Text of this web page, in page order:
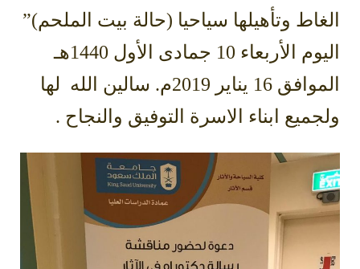
الغاط وتأهيلها سياحيا (حالة بيت الملحم)”
اليوم الأربعاء 10 جمادى الأول 1440هـ
الموافق 16 يناير 2019م. سالين الله لها
ولجميع ابناء الاسرة التوفيق والنجاح .